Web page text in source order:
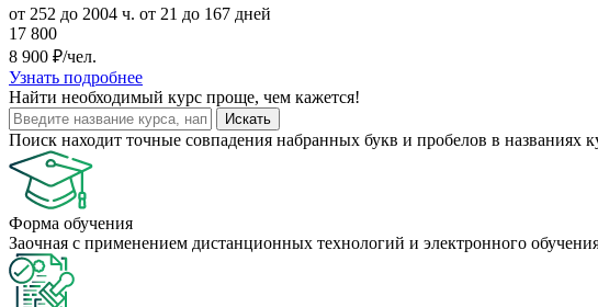
от 252 до 2004 ч. от 21 до 167 дней
17 800
8 900 ₽/чел.
Узнать подробнее
Найти необходимый курс проще, чем кажется!
Искать
Поиск находит точные совпадения набранных букв и пробелов в названиях
Форма обучения
Заочная с применением дистанционных технологий и электронного